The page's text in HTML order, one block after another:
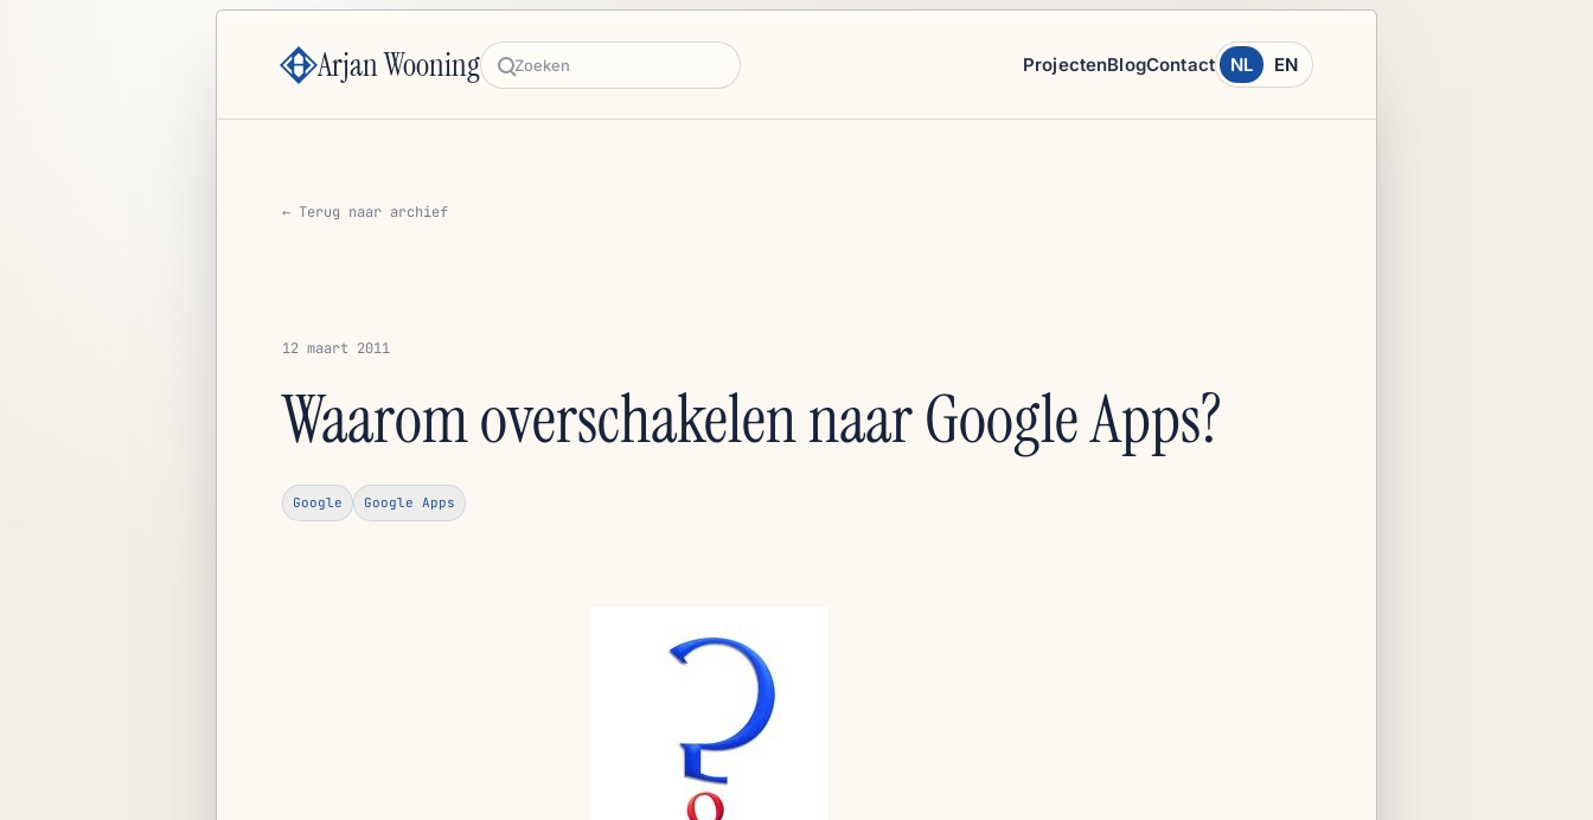
Arjan Wooning Zoeken
ProjectenBlogContact NL EN
← Terug naar archief
12 maart 2011
Waarom overschakelen naar Google Apps?
Google Google Apps